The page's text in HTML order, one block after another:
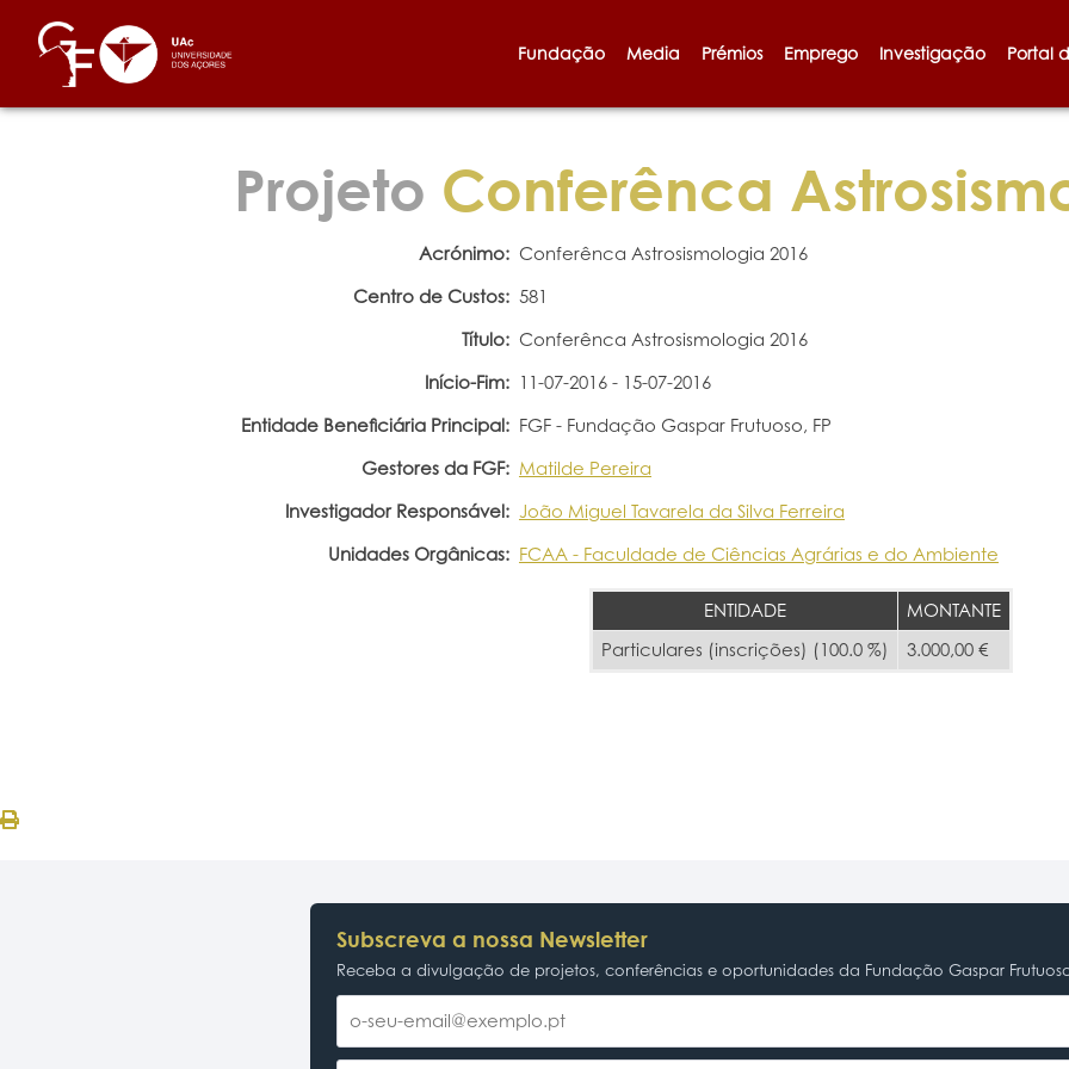
Fundação Media Prémios Emprego Investigação Portal
Projeto Conferênca
Acrónimo: Conferênca Astrosismologia 2016
Centro de Custos: 581
Título: Conferênca Astrosismologia 2016
Início-Fim: 11-07-2016 - 15-07-2016
Entidade Beneficiária Principal: FGF - Fundação Gaspar Frutuoso, FP
Gestores da FGF: Matilde Pereira
Investigador Responsável: João Miguel Tavarela da Silva Ferreira
Unidades Orgânicas: FCAA - Faculdade de Ciências Agrárias e do Ambiente
ENTIDADE
MONTANTE
Particulares (inscrições) (100.0 %)
3.000,00 €
Subscreva a nossa Newsletter
Receba a divulgação de projetos, conferências e oportunidades da Fundação Gaspar